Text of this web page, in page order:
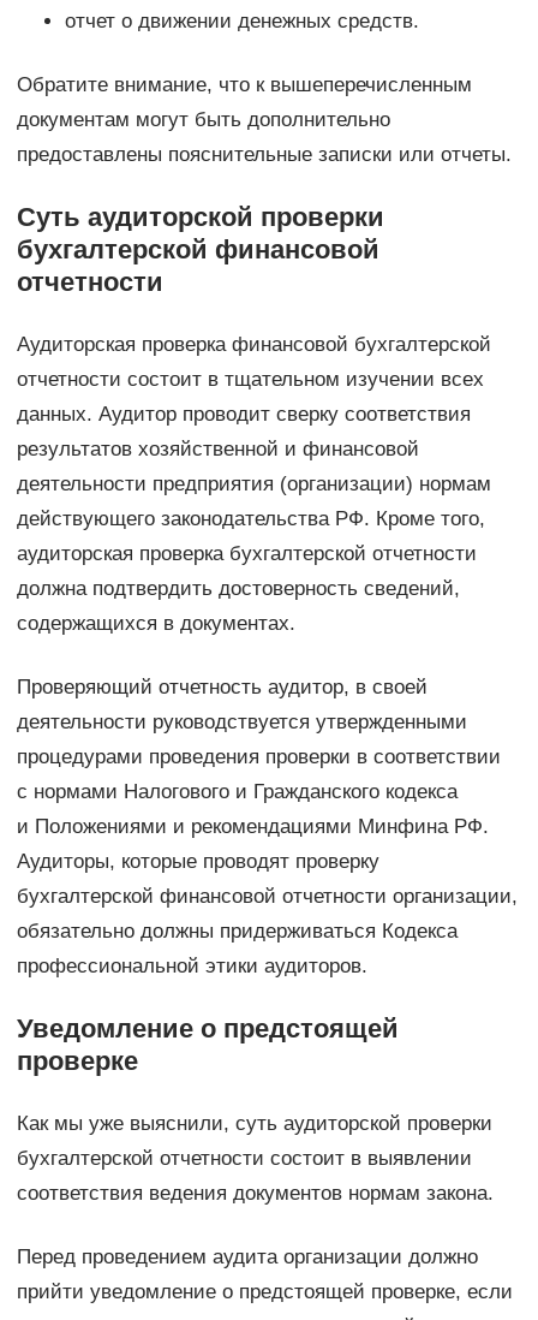
отчет о движении денежных средств.
Обратите внимание, что к вышеперечисленным
документам могут быть дополнительно
предоставлены пояснительные записки или отчеты.
Суть аудиторской проверки
бухгалтерской финансовой
отчетности
Аудиторская проверка финансовой бухгалтерской
отчетности состоит в тщательном изучении всех
данных. Аудитор проводит сверку соответствия
результатов хозяйственной и финансовой
деятельности предприятия (организации) нормам
действующего законодательства РФ. Кроме того,
аудиторская проверка бухгалтерской отчетности
должна подтвердить достоверность сведений,
содержащихся в документах.
Проверяющий отчетность аудитор, в своей
деятельности руководствуется утвержденными
процедурами проведения проверки в соответствии
с нормами Налогового и Гражданского кодекса
и Положениями и рекомендациями Минфина РФ.
Аудиторы, которые проводят проверку
бухгалтерской финансовой отчетности организации,
обязательно должны придерживаться Кодекса
профессиональной этики аудиторов.
Уведомление о предстоящей
проверке
Как мы уже выяснили, суть аудиторской проверки
бухгалтерской отчетности состоит в выявлении
соответствия ведения документов нормам закона.
Перед проведением аудита организации должно
прийти уведомление о предстоящей проверке, если